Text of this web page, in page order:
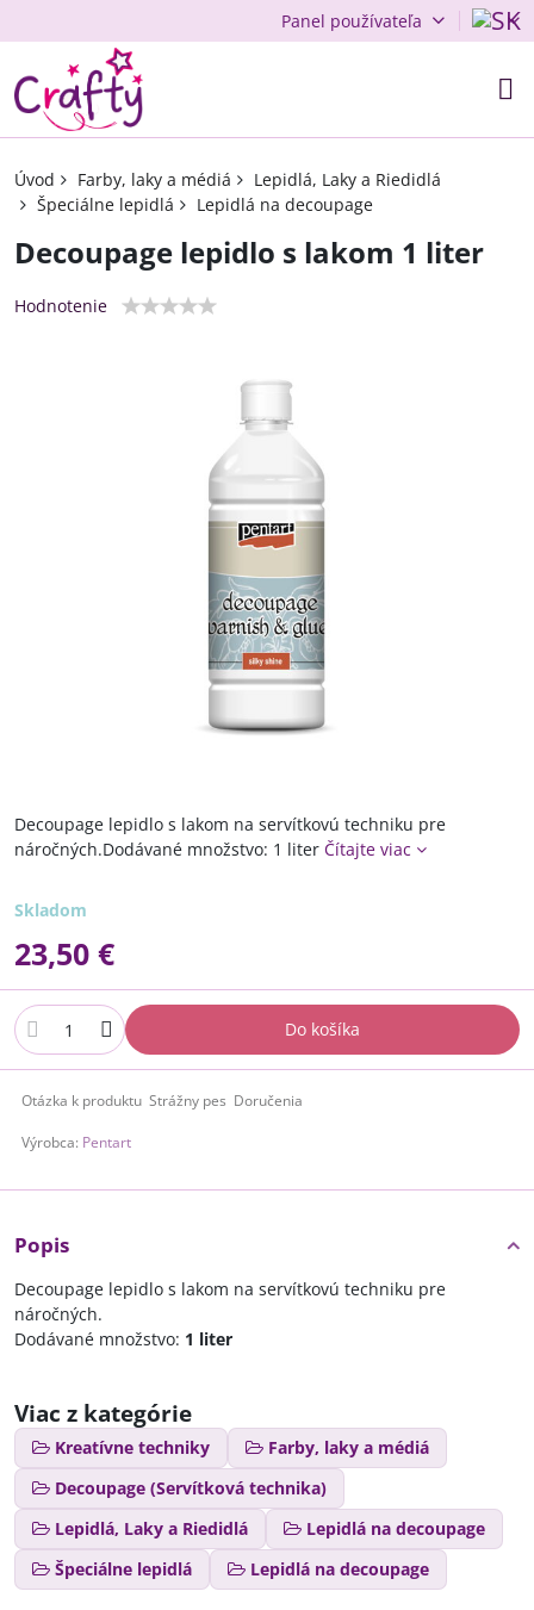
Panel používateľa
Úvod Farby, laky a médiá
Lepidlá, Laky a Riedidlá
Špeciálne lepidlá
Lepidlá na decoupage
Decoupage lepidlo s lakom 1 liter
Hodnotenie
Decoupage lepidlo s lakom na servítkovú techniku pre
náročných.Dodávané množstvo: 1 liter Čítajte viac
Skladom
23,50 €
Do košíka
Otázka k produktu Strážny pes Doručenia
Výrobca: Pentart
Popis
Decoupage lepidlo s lakom na servítkovú techniku pre
náročných.
Dodávané množstvo: 1 liter
Viac z kategórie
Kreatívne techniky
Farby, laky a médiá
Decoupage (Servítková technika)
Lepidlá, Laky a Riedidlá
Lepidlá na decoupage
Špeciálne lepidlá
Lepidlá na decoupage